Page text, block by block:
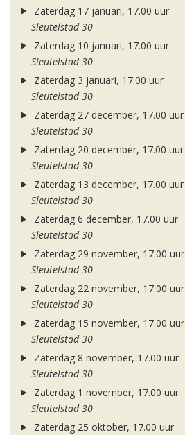
Zaterdag 17 januari, 17.00 uur
Sleutelstad 30
Zaterdag 10 januari, 17.00 uur
Sleutelstad 30
Zaterdag 3 januari, 17.00 uur
Sleutelstad 30
Zaterdag 27 december, 17.00 uur
Sleutelstad 30
Zaterdag 20 december, 17.00 uur
Sleutelstad 30
Zaterdag 13 december, 17.00 uur
Sleutelstad 30
Zaterdag 6 december, 17.00 uur
Sleutelstad 30
Zaterdag 29 november, 17.00 uur
Sleutelstad 30
Zaterdag 22 november, 17.00 uur
Sleutelstad 30
Zaterdag 15 november, 17.00 uur
Sleutelstad 30
Zaterdag 8 november, 17.00 uur
Sleutelstad 30
Zaterdag 1 november, 17.00 uur
Sleutelstad 30
Zaterdag 25 oktober, 17.00 uur